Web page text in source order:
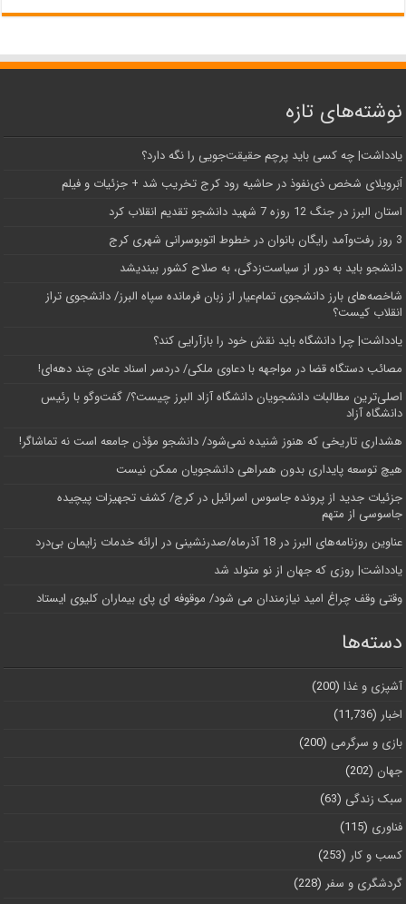
نوشته‌های تازه
یادداشت| ‌چه کسی باید پرچم حقیقت‌جویی را نگه دارد؟
اَبَر‌ویلای شخص ذی‌نفوذ در حاشیه‌ رود کرج تخریب شد + جزئیات و فیلم
استان البرز در جنگ 12 روزه 7 شهید دانشجو تقدیم انقلاب کرد
3 روز رفت‌وآمد رایگان بانوان در خطوط اتوبوسرانی شهری کرج
دانشجو باید به دور از سیاست‌زدگی، به صلاح کشور بیندیشد
شاخصه‌های بارز دانشجوی تمام‌عیار از زبان فرمانده سپاه البرز/ دانشجوی تراز
انقلاب کیست؟
یادداشت| چرا دانشگاه باید نقش خود را بازآرایی کند؟
مصائب دستگاه قضا در مواجهه با دعاوی ملکی/ دردسر اسناد عادی چند‌ دهه‌ای!
اصلی‌ترین مطالبات دانشجویان دانشگاه آزاد البرز چیست؟/ گفت‌وگو با رئیس
دانشگاه آز‌اد
هشداری تاریخی که هنوز شنیده نمی‌شود/ دانشجو مؤذن جامعه است نه تماشاگر!
هیچ توسعه پایداری بدون همراهی دانشجویان ممکن نیست
جزئیات جدید از پرونده جاسوس اسرائیل در کرج/‌ کشف تجهیزات پیچیده
جاسوسی از متهم
عناوین روزنامه‌های البرز در ‌18 آذرماه/صدرنشینی در ارائه خدمات زایمان بی‌درد
یادداشت| روزی که جهان از نو متولد شد
وقتی وقف چراغ امید نیازمندان می شود/ موقوفه ای پای بیماران کلیوی ایستاد
دسته‌ها
آشپزی و غذا (200)
اخبار (11,736)
بازی و سرگرمی (200)
جهان (202)
سبک زندگی (63)
فناوری (115)
کسب و کار (253)
گردشگری و سفر (228)